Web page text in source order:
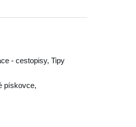
- cestopisy, Tipy
pískovce,